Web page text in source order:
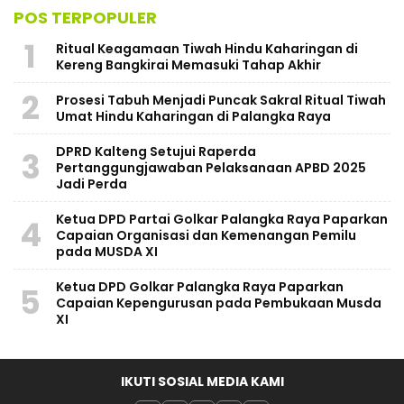
POS TERPOPULER
1
Ritual Keagamaan Tiwah Hindu Kaharingan di
Kereng Bangkirai Memasuki Tahap Akhir
2
Prosesi Tabuh Menjadi Puncak Sakral Ritual Tiwah
Umat Hindu Kaharingan di Palangka Raya
3
​DPRD Kalteng Setujui Raperda
Pertanggungjawaban Pelaksanaan APBD 2025
Jadi Perda
4
Ketua DPD Partai Golkar Palangka Raya Paparkan
Capaian Organisasi dan Kemenangan Pemilu
pada MUSDA XI
5
Ketua DPD Golkar Palangka Raya Paparkan
Capaian Kepengurusan pada Pembukaan Musda
XI
IKUTI SOSIAL MEDIA KAMI